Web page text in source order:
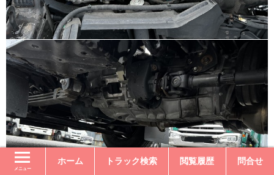
メニュー
ホーム トラック検索 閲覧履歴 問合せ